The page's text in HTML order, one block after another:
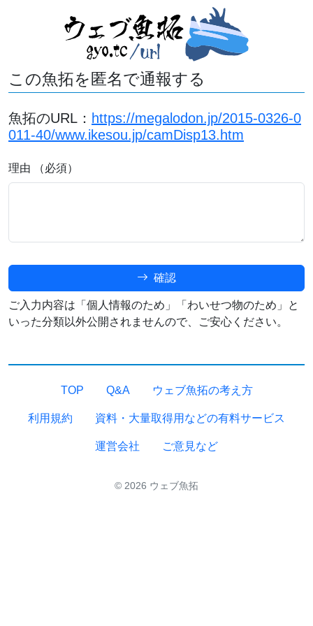
この魚拓を匿名で通報する
魚拓のURL： https://megalodon.jp/2015-0326-0
011-40/www.ikesou.jp/camDisp13.htm
理由 （必須）
確認
ご入力内容は「個人情報のため」「わいせつ物のため」と
いった分類以外公開されませんので、ご安心ください。
TOP Q&A ウェブ魚拓の考え方
利用規約 資料・大量取得用などの有料サービス
運営会社 ご意見など
© 2026 ウェブ魚拓